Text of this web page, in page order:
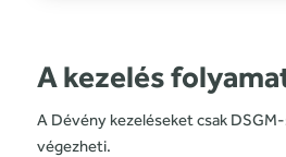
A kezelés
A Dévény kezeléseket csak
végezheti.